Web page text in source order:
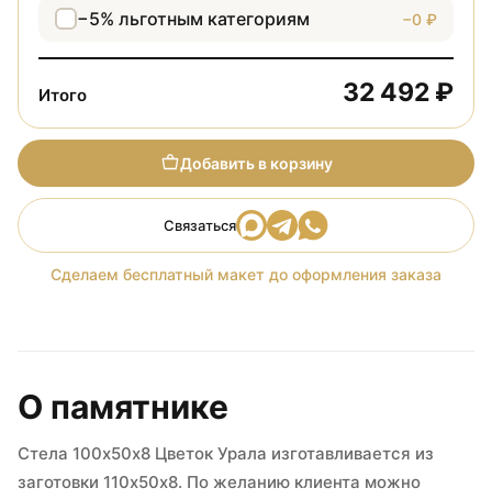
−5% льготным категориям −0 ₽
Итого 32 492 ₽
Добавить в корзину
Связаться
Сделаем бесплатный макет до оформления заказа
О памятнике
Стела 100х50х8 Цветок Урала изготавливается из
заготовки 110х50х8. По желанию клиента можно